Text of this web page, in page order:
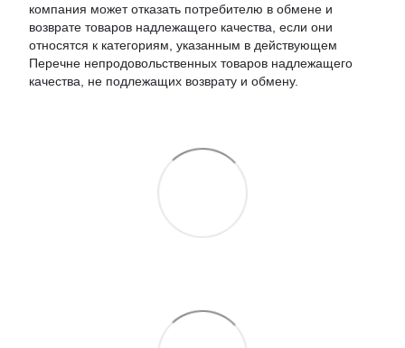
компания может отказать потребителю в обмене и
возврате товаров надлежащего качества, если они
относятся к категориям, указанным в действующем
Перечне непродовольственных товаров надлежащего
качества, не подлежащих возврату и обмену.